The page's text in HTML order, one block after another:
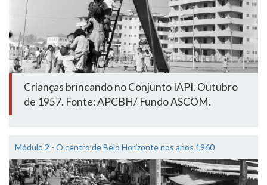
Crianças brincando no Conjunto IAPI. Outubro
de 1957. Fonte: APCBH/ Fundo ASCOM.
Módulo 2 - O centro de Belo Horizonte nos anos 1960